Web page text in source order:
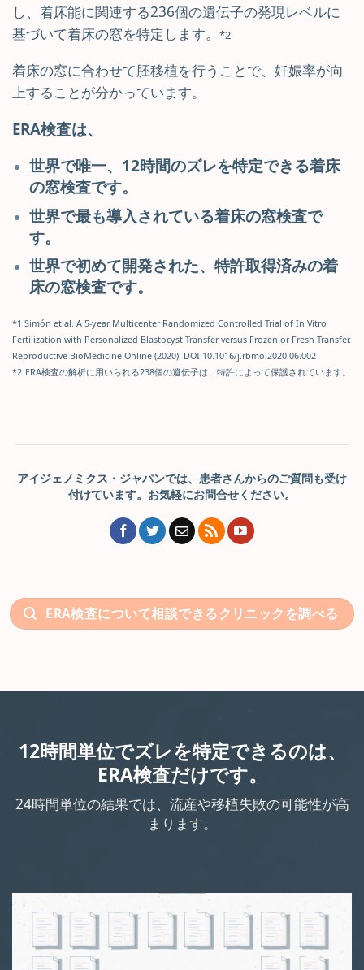
し、着床能に関連する236個の遺伝子の発現レベルに
基づいて着床の窓を特定します。
*2
着床の窓に合わせて胚移植を行うことで、妊娠率が向
上することが分かっています。
ERA検査は、
世界で唯一、12時間のズレを特定できる着床
の窓検査です。
世界で最も導入されている着床の窓検査で
す。
世界で初めて開発された、特許取得済みの着
床の窓検査です。
*1 Simón et al. A 5-year Multicenter Randomized Controlled Trial of In Vitro
Fertilization with Personalized Blastocyst Transfer versus Frozen or Fresh Transfer.
Reproductive BioMedicine Online (2020). DOI:10.1016/j.rbmo.2020.06.002
*2 ERA検査の解析に用いられる238個の遺伝子は、特許によって保護されています。
アイジェノミクス・ジャパンでは、患者さんからのご質問も受け
付けています。お気軽にお問合せください。
ERA検査について相談できるクリニックを調べる
12時間単位でズレを特定できるのは、
ERA検査だけです。
24時間単位の結果では、流産や移植失敗の可能性が高
まります。